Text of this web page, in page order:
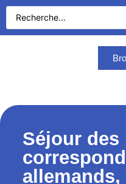
Séjour des